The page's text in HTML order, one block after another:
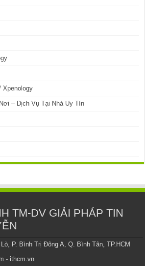
Xpenology
– Dịch Vụ Tại Nhà Uy Tín
TM-DV GIẢI PHÁP TIN
P. Bình Trị Đông A, Q. Bình Tân, TP.HCM
- ithcm.vn